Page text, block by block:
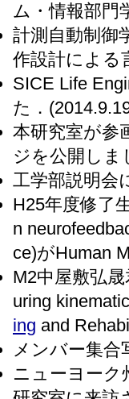
ム・情報部門
計測自動制御
作設計による
SICE Life
た．
本研究室が参
ジを公開しま
工学部説明会
H25年度修了
n
ce)がHuman
M2中屋敷弘
uring
ing and
メンバー集合
ニューヨーク